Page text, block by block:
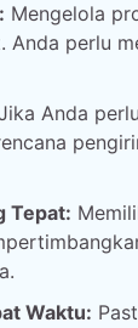
Mengelola
Anda perlu
Anda
Tepat:
Waktu: